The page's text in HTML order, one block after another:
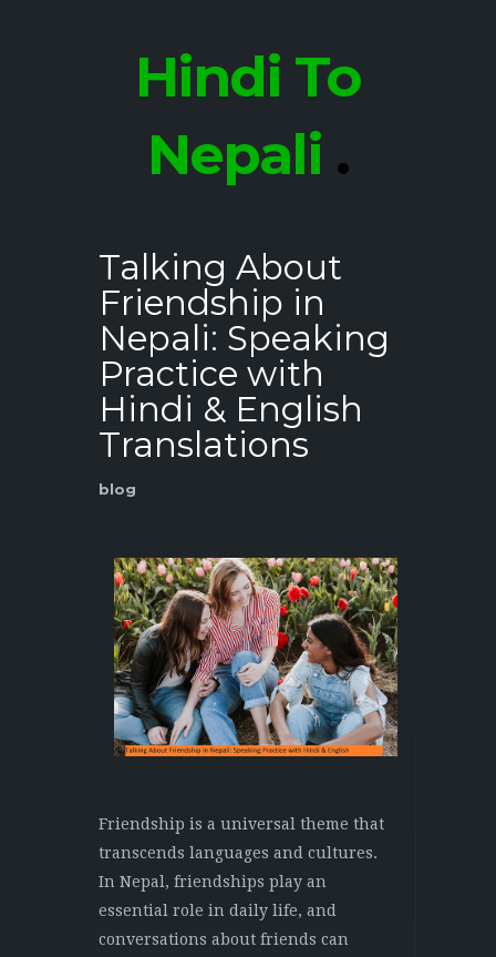
Hindi To
Nepali .
Talking About
Friendship in
Nepali: Speaking
Practice with
Hindi & English
Translations
blog
Friendship is a universal theme that
transcends languages and cultures.
In Nepal, friendships play an
essential role in daily life, and
conversations about friends can